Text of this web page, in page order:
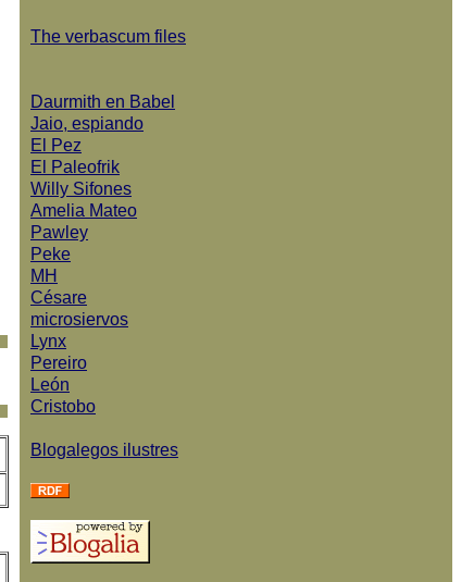
The verbascum files
Daurmith en Babel
Jaio, espiando
El Pez
El Paleofrik
Willy Sifones
Amelia Mateo
Pawley
Peke
MH
Césare
microsiervos
Lynx
Pereiro
León
Cristobo
Blogalegos ilustres